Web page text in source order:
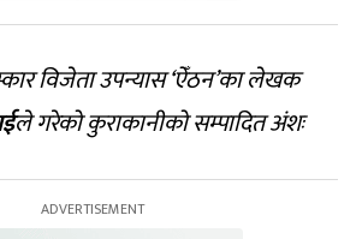
विजेता उपन्यास ‘ऐँठन’का लेखक
ले गरेको कुराकानीको सम्पादित अंशः